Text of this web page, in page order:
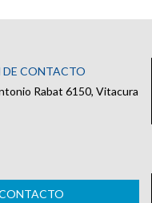
CONTACTO
Rabat 6150, Vitacura